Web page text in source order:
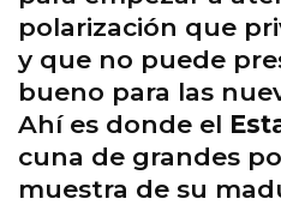
polarización que
y que no puede
bueno para las
Ahí es donde el
cuna de grandes
muestra de su